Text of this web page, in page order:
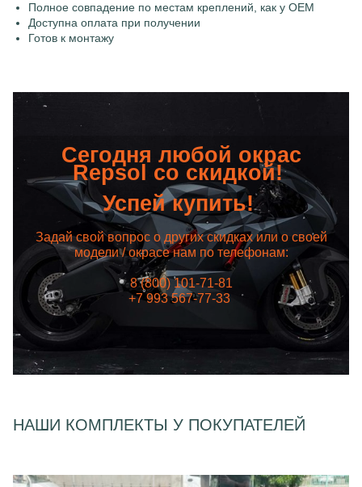
Полное совпадение по местам креплений, как у OEM
Доступна оплата при получении
Готов к монтажу
Сегодня любой окрас
Repsol со скидкой!
Успей купить!
Задай свой вопрос о других скидках или о своей
модели / окрасе нам по телефонам:
8 (800) 101-71-81
+7 993 567-77-33
НАШИ КОМПЛЕКТЫ У ПОКУПАТЕЛЕЙ